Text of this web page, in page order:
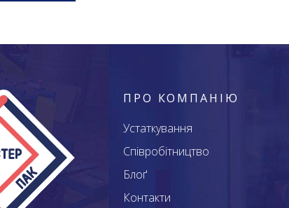
ПРО КОМПАНІЮ
Устаткування
Співробітництво
Блоґ
Контакти